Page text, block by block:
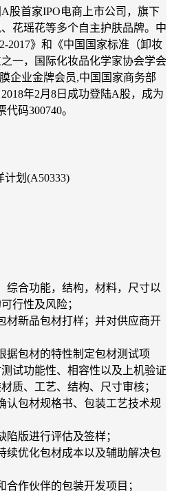
股首家IPO电商上市公司，旗下
花瑶花等多个自主护肤品牌。中
2017》和《中国国家标准（卸妆
一，国际化妆品化学家协会学会
企业金牌会员,中国国家商务部
年2月8日成功登陆A股，成为
码300740。
计划(A50333)
综合功能，结构，材料，尺寸以
行性及风险；
材新品包材打样；并对供应商开
据包材的特性制定包材测试项
试功能性、相容性以及上机验证
质、工艺、结构、尺寸审核；
认包材规格书、包装工艺技术规
版进行评估及签样；
续优化包材成本以及辅助解决包
作伙伴的包装开发项目；